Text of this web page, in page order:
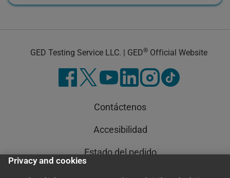
GED Testing Service LLC. | GED® Official Website
Contáctenos
Accesibilidad
Estado del pedido
Privacy and cookies